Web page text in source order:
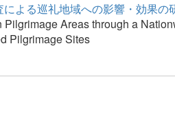
よる巡礼地域への影響・効果の
Areas through a
Pilgrimage Sites